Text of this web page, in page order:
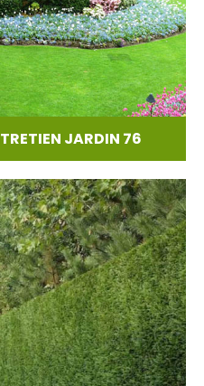
JARDIN 76